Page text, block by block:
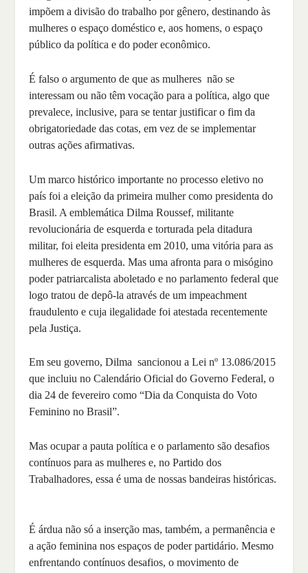
impõem a divisão do trabalho por gênero, destinando às
mulheres o espaço doméstico e, aos homens, o espaço
público da política e do poder econômico.
É falso o argumento de que as mulheres não se
interessam ou não têm vocação para a política, algo que
prevalece, inclusive, para se tentar justificar o fim da
obrigatoriedade das cotas, em vez de se implementar
outras ações afirmativas.
Um marco histórico importante no processo eletivo no
país foi a eleição da primeira mulher como presidenta do
Brasil. A emblemática Dilma Roussef, militante
revolucionária de esquerda e torturada pela ditadura
militar, foi eleita presidenta em 2010, uma vitória para as
mulheres de esquerda. Mas uma afronta para o misógino
poder patriarcalista aboletado e no parlamento federal que
logo tratou de depô-la através de um impeachment
fraudulento e cuja ilegalidade foi atestada recentemente
pela Justiça.
Em seu governo, Dilma sancionou a Lei nº 13.086/2015
que incluiu no Calendário Oficial do Governo Federal, o
dia 24 de fevereiro como “Dia da Conquista do Voto
Feminino no Brasil”.
Mas ocupar a pauta política e o parlamento são desafios
contínuos para as mulheres e, no Partido dos
Trabalhadores, essa é uma de nossas bandeiras históricas.
É árdua não só a inserção mas, também, a permanência e
a ação feminina nos espaços de poder partidário. Mesmo
enfrentando contínuos desafios, o movimento de